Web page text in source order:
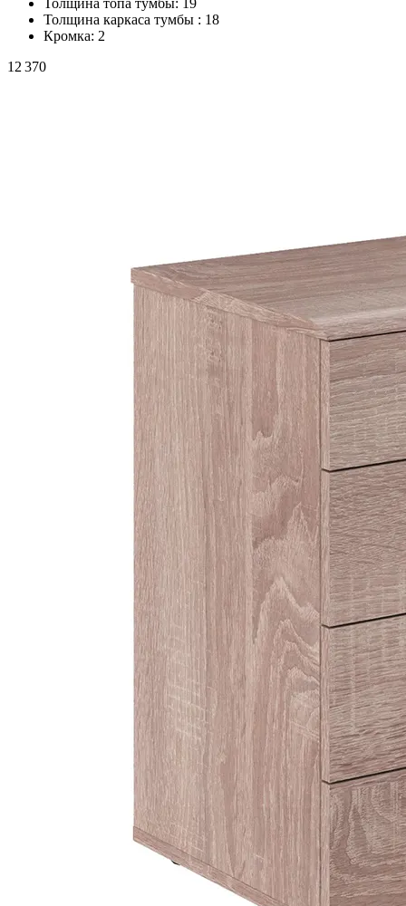
Толщина каркаса тумбы : 18
Кромка: 2
12 370